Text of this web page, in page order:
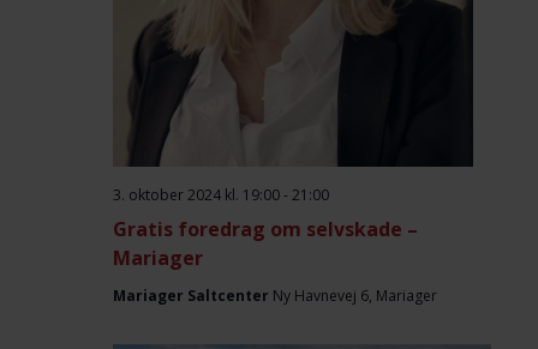
Gratis foredrag om selvskade –
Mariager
3. oktober 2024 kl. 19:00- 21:00
Mariager Saltcenter Ny Havnevej 6, Mariager